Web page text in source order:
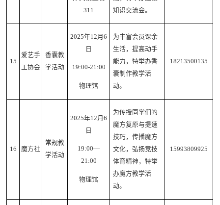
311
知识交流会。
15
爱艺手
工协会
香囊教
学活动
2025年12月6
日
19:00-21:00
物理馆
为丰富会员课余
生活，提高动手
能力，特举办香
囊制作教学活
动。
18213500135
16 魔方社
常规教
学活动
2025年12月6
日
19:00—
21:00
物理馆
为传授同学们的
魔方复原与提速
技巧，传播魔方
文化，弘扬竞技
体育精神，特举
办魔方教学活
动。
15993809925